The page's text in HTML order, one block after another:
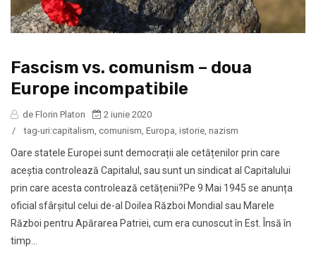
Fascism vs. comunism – doua
Europe incompatibile
de Florin Platon
2 iunie 2020
/
tag-uri:capitalism, comunism, Europa, istorie, nazism
Oare statele Europei sunt democrații ale cetățenilor prin care
aceștia controlează Capitalul, sau sunt un sindicat al Capitalului
prin care acesta controlează cetățenii?Pe 9 Mai 1945 se anunța
oficial sfârșitul celui de-al Doilea Război Mondial sau Marele
Război pentru Apărarea Patriei, cum era cunoscut în Est. Însă în
timp...